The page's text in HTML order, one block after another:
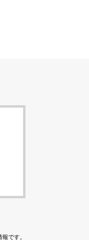
です。